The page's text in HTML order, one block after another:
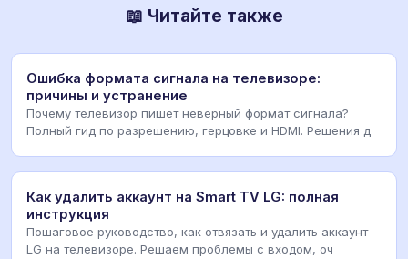
📖 Читайте также
Ошибка формата сигнала на телевизоре:
причины и устранение
Почему телевизор пишет неверный формат сигнала?
Полный гид по разрешению, герцовке и HDMI. Решения д
Как удалить аккаунт на Smart TV LG: полная
инструкция
Пошаговое руководство, как отвязать и удалить аккаунт
LG на телевизоре. Решаем проблемы с входом, оч